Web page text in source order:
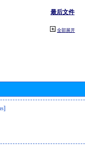
最后文件
全部展开